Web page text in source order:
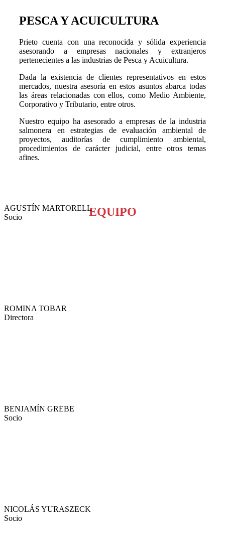
PESCA Y ACUICULTURA
Prieto cuenta con una reconocida y sólida experiencia
asesorando a empresas nacionales y extranjeros
pertenecientes a las industrias de Pesca y Acuicultura.
Dada la existencia de clientes representativos en estos
mercados, nuestra asesoría en estos asuntos abarca todas
las áreas relacionadas con ellos, como Medio Ambiente,
Corporativo y Tributario, entre otros.
Nuestro equipo ha asesorado a empresas de la industria
salmonera en estrategias de evaluación ambiental de
proyectos, auditorías de cumplimiento ambiental,
procedimientos de carácter judicial, entre otros temas
afines.
EQUIPO
AGUSTÍN MARTORELL
Socio
ROMINA TOBAR
Directora
BENJAMÍN GREBE
Socio
NICOLÁS YURASZECK
Socio